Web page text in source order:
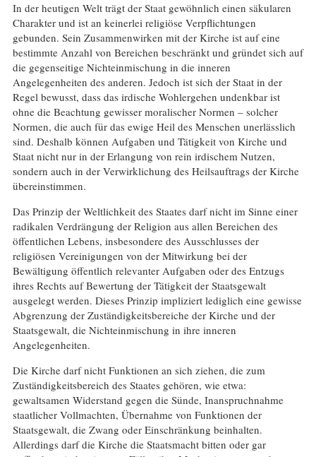
In der heutigen Welt trägt der Staat gewöhnlich einen säkularen
Charakter und ist an keinerlei religiöse Verpflichtungen
gebunden. Sein Zusammenwirken mit der Kirche ist auf eine
bestimmte Anzahl von Bereichen beschränkt und gründet sich auf
die gegenseitige Nichteinmischung in die inneren
Angelegenheiten des anderen. Jedoch ist sich der Staat in der
Regel bewusst, dass das irdische Wohlergehen undenkbar ist
ohne die Beachtung gewisser moralischer Normen – solcher
Normen, die auch für das ewige Heil des Menschen unerlässlich
sind. Deshalb können Aufgaben und Tätigkeit von Kirche und
Staat nicht nur in der Erlangung von rein irdischem Nutzen,
sondern auch in der Verwirklichung des Heilsauftrags der Kirche
übereinstimmen.
Das Prinzip der Weltlichkeit des Staates darf nicht im Sinne einer
radikalen Verdrängung der Religion aus allen Bereichen des
öffentlichen Lebens, insbesondere des Ausschlusses der
religiösen Vereinigungen von der Mitwirkung bei der
Bewältigung öffentlich relevanter Aufgaben oder des Entzugs
ihres Rechts auf Bewertung der Tätigkeit der Staatsgewalt
ausgelegt werden. Dieses Prinzip impliziert lediglich eine gewisse
Abgrenzung der Zuständigkeitsbereiche der Kirche und der
Staatsgewalt, die Nichteinmischung in ihre inneren
Angelegenheiten.
Die Kirche darf nicht Funktionen an sich ziehen, die zum
Zuständigkeitsbereich des Staates gehören, wie etwa:
gewaltsamen Widerstand gegen die Sünde, Inanspruchnahme
staatlicher Vollmachten, Übernahme von Funktionen der
Staatsgewalt, die Zwang oder Einschränkung beinhalten.
Allerdings darf die Kirche die Staatsmacht bitten oder gar